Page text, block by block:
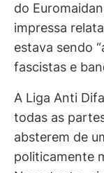
do
impressa
estava sendo
fascistas e
A Liga Anti
todas as
absterem de
politicamente